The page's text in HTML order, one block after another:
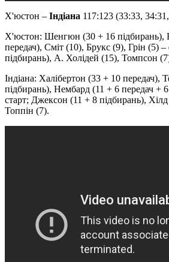
Х'юстон – Індіана 117:123 (33:33,
Х'юстон: Шенгюн (30 + 16 підбирань),
передач), Сміт (10), Брукс (9), Грін (5) –
підбирань), А. Холідей (15), Томпсон
Індіана: Халібертон (33 + 10 передач),
підбирань), Нембард (11 + 6 передач +
старт; Джексон (11 + 8 підбирань),
Топпін (7).